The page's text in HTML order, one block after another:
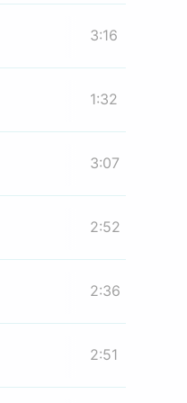
3:16
1:32
3:07
2:52
2:36
2:51